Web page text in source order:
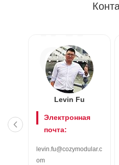
INF
O
Levin Fu
Электронная
почта:
levin.fu@cozymodular.c
om